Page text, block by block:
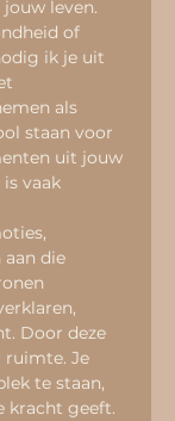
leven.
of
ik je uit
als
staan voor
uit jouw
vaak
die
Door deze
ruimte. Je
te staan,
kracht geeft.